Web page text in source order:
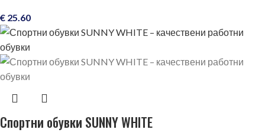
€ 25.60
Спортни обувки SUNNY WHITE